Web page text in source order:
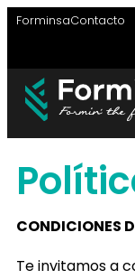
ForminsaContacto
CONDICIONES
Te invitamos a